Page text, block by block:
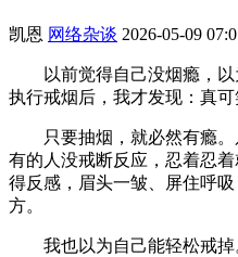
凯恩 网络杂谈 2026-05-09
以前觉得自己没烟瘾，
执行戒烟后，我才发现：真可
只要抽烟，就必然有瘾
有的人没戒断反应，忍着忍
得反感，眉头一皱、屏住呼
方。
我也以为自己能轻松戒